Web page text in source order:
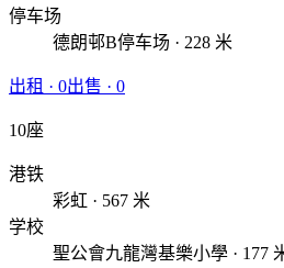
停车场
德朗邨B停车场 · 228 米
出租 · 0出售 · 0
10座
港铁
彩虹 · 567 米
学校
聖公會九龍灣基樂小學 · 177